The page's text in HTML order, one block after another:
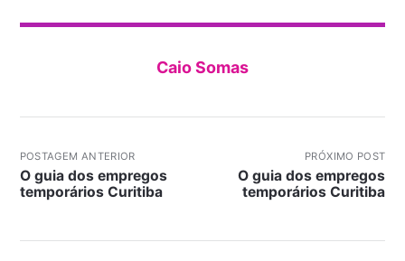
Caio Somas
POSTAGEM ANTERIOR
O guia dos empregos
temporários Curitiba
PRÓXIMO POST
O guia dos empregos
temporários Curitiba